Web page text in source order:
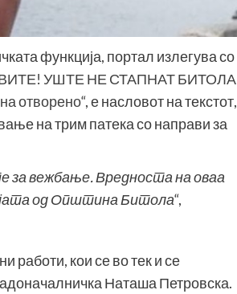
функција, портал излегува со
УШТЕ НЕ СТАПНАТ БИТОЛА
отворено“, е насловот на текстот,
на трим патека со направи за
за вежбање.Вредноста на оваа
од Општина Битола“,
работи, кои се во тек и се
Наташа Петровска.